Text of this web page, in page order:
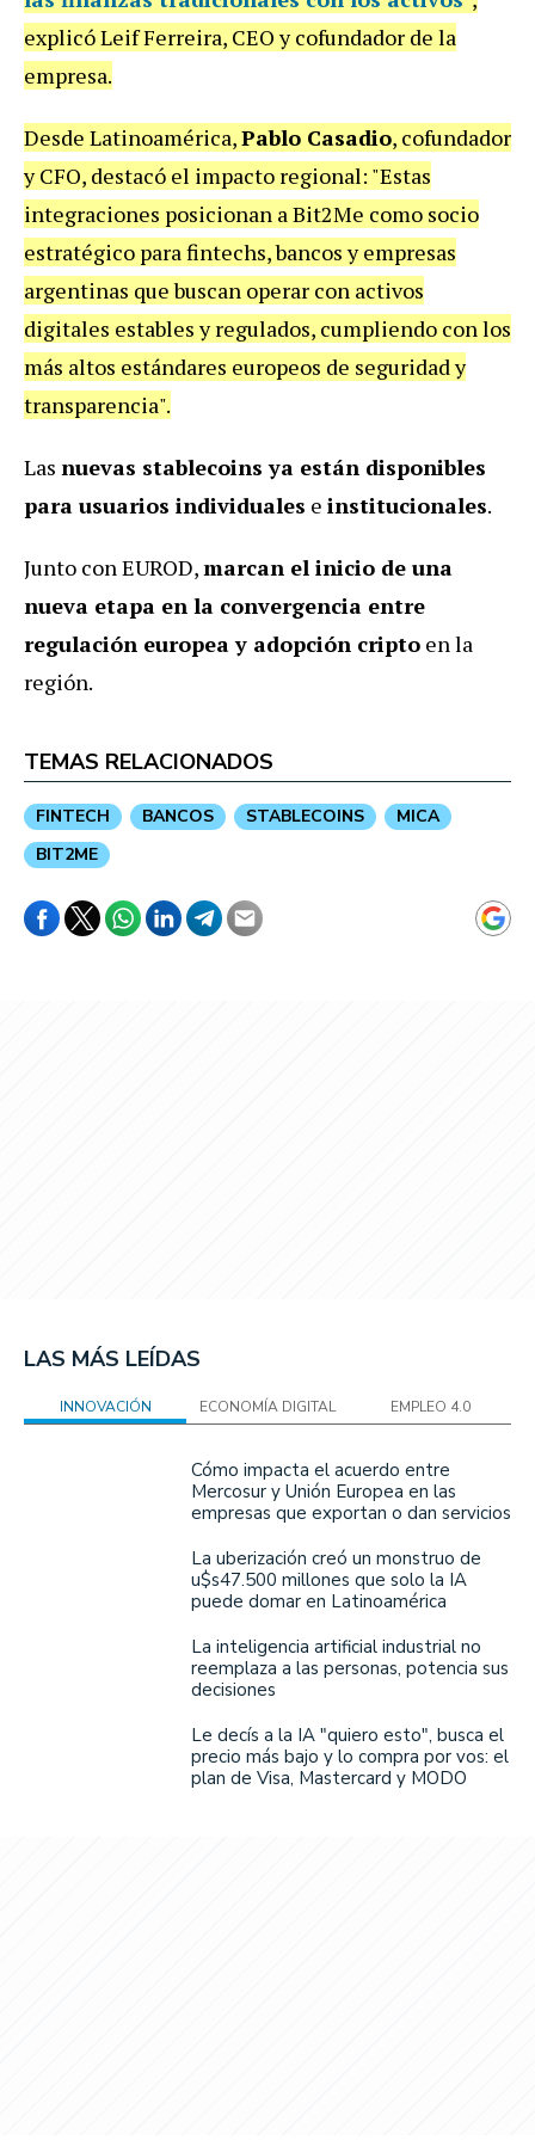
explicó Leif Ferreira, CEO y cofundador de la
empresa.
Desde Latinoamérica,Pablo Casadio, cofundador
y CFO, destacó el impacto regional: "Estas
integraciones posicionan a Bit2Me como socio
estratégico para fintechs, bancos y empresas
argentinas que buscan operar con activos
digitales estables y regulados, cumpliendo con los
más altos estándares europeos de seguridad y
transparencia".
Las nuevas stablecoins ya están disponibles
para usuarios individuales e institucionales.
Junto con EUROD,marcan el inicio de una
nueva etapa en la convergencia entre
regulación europea y adopción cripto en la
región.
TEMAS RELACIONADOS
FINTECH BANCOS STABLECOINS
MICA
BIT2ME
LAS MÁS LEÍDAS
INNOVACIÓN ECONOMÍA DIGITAL EMPLEO 4.0
Cómo impacta el acuerdo entre
Mercosur y Unión Europea en las
empresas que exportan o dan servicios
La uberización creó un monstruo de
u$s47.500 millones que solo la IA
puede domar en Latinoamérica
La inteligencia artificial industrial no
reemplaza a las personas, potencia sus
decisiones
Le decís a la IA "quiero esto", busca el
precio más bajo y lo compra por vos: el
plan de Visa, Mastercard y MODO